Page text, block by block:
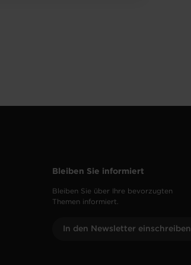
Bleiben Sie informiert
Bleiben Sie über Ihre bevorzugten
Themen informiert.
In den Newsletter einschreiben